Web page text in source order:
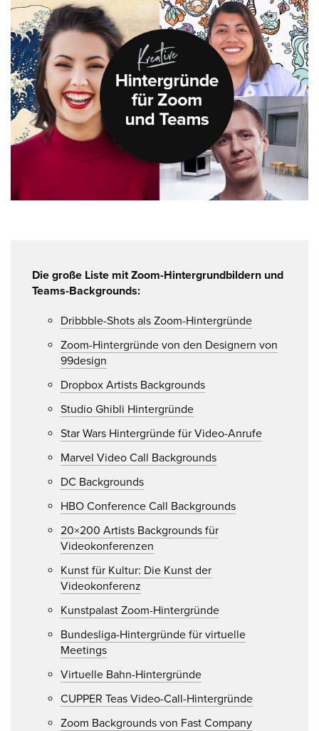
Die große Liste mit Zoom-Hintergrundbildern und
Teams-Backgrounds:
Dribbble-Shots als Zoom-Hintergründe
Zoom-Hintergründe von den Designern von
99design
Dropbox Artists Backgrounds
Studio Ghibli Hintergründe
Star Wars Hintergründe für Video-Anrufe
Marvel Video Call Backgrounds
DC Backgrounds
HBO Conference Call Backgrounds
20×200 Artists Backgrounds für
Videokonferenzen
Kunst für Kultur: Die Kunst der
Videokonferenz
Kunstpalast Zoom-Hintergründe
Bundesliga-Hintergründe für virtuelle
Meetings
Virtuelle Bahn-Hintergründe
CUPPER Teas Video-Call-Hintergründe
Zoom Backgrounds von Fast Company